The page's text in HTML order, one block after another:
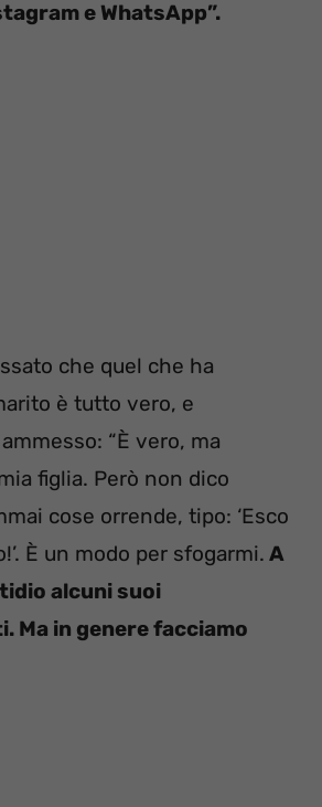
e WhatsApp”.
che quel che ha
è tutto vero, e
“È vero, ma
figlia. Però non dico
cose orrende, tipo: ‘Esco
È un modo per sfogarmi. A
alcuni suoi
Ma in genere facciamo